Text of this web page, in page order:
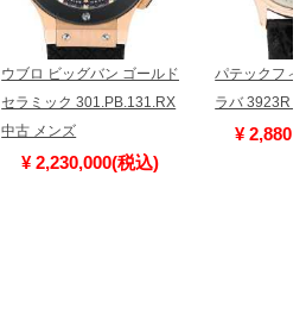
ウブロ ビッグバン ゴールド
セラミック 301.PB.131.RX
中古 メンズ
¥ 2,230,000(税込)
パテックフィ
ラバ 3923R
¥